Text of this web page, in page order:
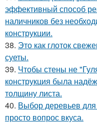
эффективный способ
наличников без
конструкции.
38. Это как глоток
суеты.
39. Чтобы стены не
конструкция была
толщину листа.
40. Выбор деревьев для
просто вопрос вкуса.